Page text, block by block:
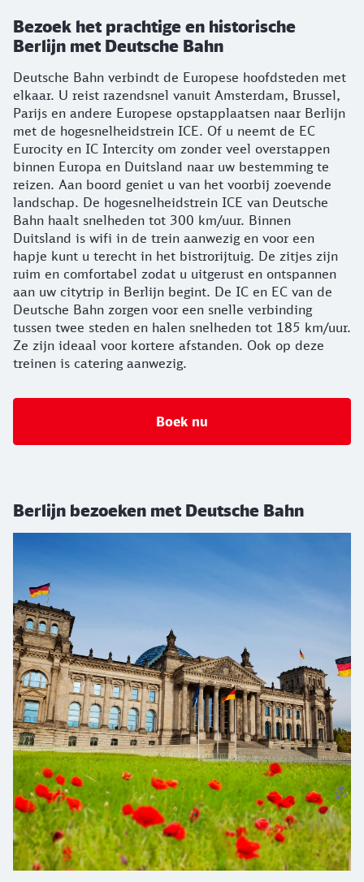
Bezoek het prachtige en historische
Berlijn met Deutsche Bahn
Deutsche Bahn verbindt de Europese hoofdsteden met
elkaar. U reist razendsnel vanuit Amsterdam, Brussel,
Parijs en andere Europese opstapplaatsen naar Berlijn
met de hogesnelheidstrein ICE. Of u neemt de EC
Eurocity en IC Intercity om zonder veel overstappen
binnen Europa en Duitsland naar uw bestemming te
reizen. Aan boord geniet u van het voorbij zoevende
landschap. De hogesnelheidstrein ICE van Deutsche
Bahn haalt snelheden tot 300 km/uur. Binnen
Duitsland is wifi in de trein aanwezig en voor een
hapje kunt u terecht in het bistrorijtuig. De zitjes zijn
ruim en comfortabel zodat u uitgerust en ontspannen
aan uw citytrip in Berlijn begint. De IC en EC van de
Deutsche Bahn zorgen voor een snelle verbinding
tussen twee steden en halen snelheden tot 185 km/uur.
Ze zijn ideaal voor kortere afstanden. Ook op deze
treinen is catering aanwezig.
Boek nu
Berlijn bezoeken met Deutsche Bahn